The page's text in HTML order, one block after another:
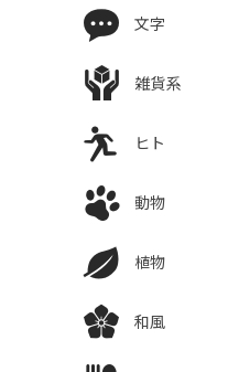
文字
雑貨系
ヒト
動物
植物
和風